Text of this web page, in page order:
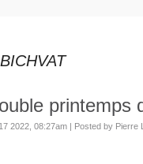
printemps
2022, 08:27am | Posted by Pierre